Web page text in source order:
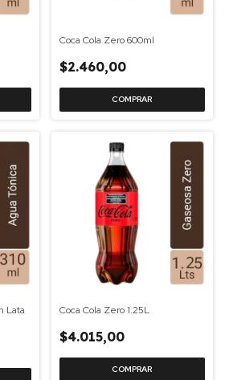
Coca Cola Zero 600ml
$2.460,00
Lata
Coca Cola Zero 1.25L
$4.015,00